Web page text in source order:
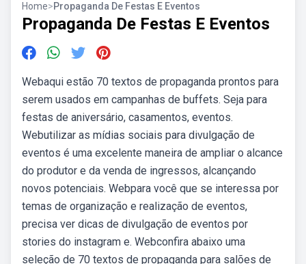
Home>Propaganda De Festas E Eventos
Propaganda De Festas E Eventos
Webaqui estão 70 textos de propaganda prontos para
serem usados em campanhas de buffets. Seja para
festas de aniversário, casamentos, eventos.
Webutilizar as mídias sociais para divulgação de
eventos é uma excelente maneira de ampliar o alcance
do produtor e da venda de ingressos, alcançando
novos potenciais. Webpara você que se interessa por
temas de organização e realização de eventos,
precisa ver dicas de divulgação de eventos por
stories do instagram e. Webconfira abaixo uma
seleção de 70 textos de propaganda para salões de